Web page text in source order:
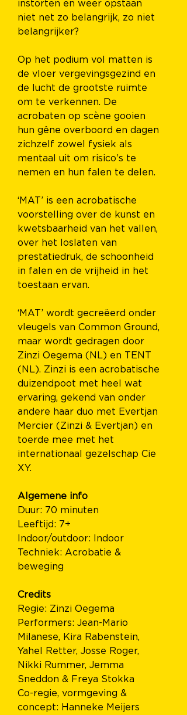
instorten en weer opstaan
niet net zo belangrijk, zo niet
belangrijker?
Op het podium vol matten is
de vloer vergevingsgezind en
de lucht de grootste ruimte
om te verkennen. De
acrobaten op scène gooien
hun gêne overboord en dagen
zichzelf zowel fysiek als
mentaal uit om risico’s te
nemen en hun falen te delen.
‘MAT’ is een acrobatische
voorstelling over de kunst en
kwetsbaarheid van het vallen,
over het loslaten van
prestatiedruk, de schoonheid
in falen en de vrijheid in het
toestaan ervan.
‘MAT’ wordt gecreëerd onder
vleugels van Common Ground,
maar wordt gedragen door
Zinzi Oegema (NL) en TENT
(NL). Zinzi is een acrobatische
duizendpoot met heel wat
ervaring, gekend van onder
andere haar duo met Evertjan
Mercier (Zinzi & Evertjan) en
toerde mee met het
internationaal gezelschap Cie
XY.
Algemene info
Duur: 70 minuten
Leeftijd: 7+
Indoor/outdoor: Indoor
Techniek: Acrobatie &
beweging
Credits
Regie: Zinzi Oegema
Performers: Jean-Mario
Milanese, Kira Rabenstein,
Yahel Retter, Josse Roger,
Nikki Rummer, Jemma
Sneddon & Freya Stokka
Co-regie, vormgeving &
concept: Hanneke Meijers